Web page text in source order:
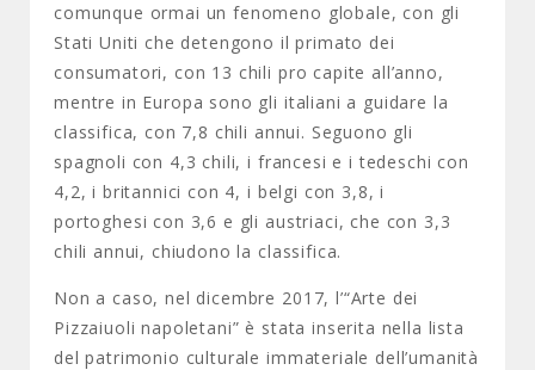
comunque ormai un fenomeno globale, con gli
Stati Uniti che detengono il primato dei
consumatori, con 13 chili pro capite all’anno,
mentre in Europa sono gli italiani a guidare la
classifica, con 7,8 chili annui. Seguono gli
spagnoli con 4,3 chili, i francesi e i tedeschi con
4,2, i britannici con 4, i belgi con 3,8, i
portoghesi con 3,6 e gli austriaci, che con 3,3
chili annui, chiudono la classifica.
Non a caso, nel dicembre 2017, l’“Arte dei
Pizzaiuoli napoletani” è stata inserita nella lista
del patrimonio culturale immateriale dell’umanità